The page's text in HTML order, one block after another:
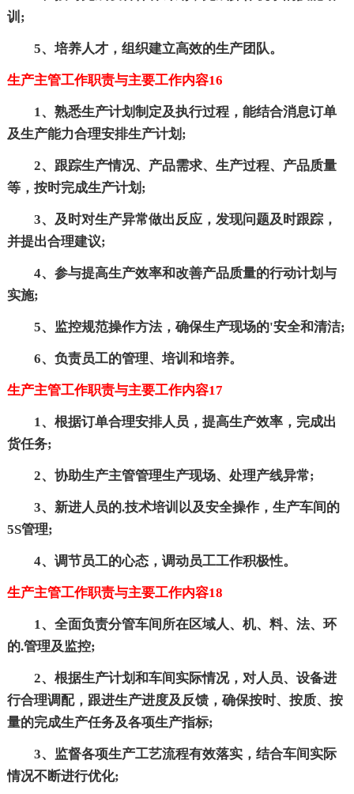
训;
5、培养人才，组织建立高效的生产团队。
生产主管工作职责与主要工作内容16
1、熟悉生产计划制定及执行过程，能结合消息订单
及生产能力合理安排生产计划;
2、跟踪生产情况、产品需求、生产过程、产品质量
等，按时完成生产计划;
3、及时对生产异常做出反应，发现问题及时跟踪，
并提出合理建议;
4、参与提高生产效率和改善产品质量的行动计划与
实施;
5、监控规范操作方法，确保生产现场的'安全和清洁;
6、负责员工的管理、培训和培养。
生产主管工作职责与主要工作内容17
1、根据订单合理安排人员，提高生产效率，完成出
货任务;
2、协助生产主管管理生产现场、处理产线异常;
3、新进人员的.技术培训以及安全操作，生产车间的
5S管理;
4、调节员工的心态，调动员工工作积极性。
生产主管工作职责与主要工作内容18
1、全面负责分管车间所在区域人、机、料、法、环
的.管理及监控;
2、根据生产计划和车间实际情况，对人员、设备进
行合理调配，跟进生产进度及反馈，确保按时、按质、按
量的完成生产任务及各项生产指标;
3、监督各项生产工艺流程有效落实，结合车间实际
情况不断进行优化;